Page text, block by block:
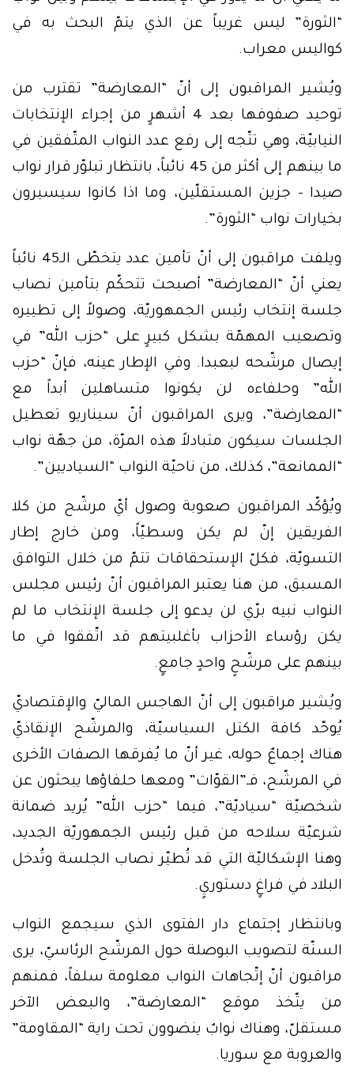
“الثورة” ليس غريباً عن الذي يتمّ البحث به في
كواليس معراب.
ويُشير المراقبون إلى أنّ “المعارضة” تقترب من
توحيد صفوفها بعد 4 أشهرٍ من إجراء الإنتخابات
النيابيّة، وهي تتّجه إلى رفع عدد النواب المتّفقين في
ما بينهم إلى أكثر من 45 نائباً، بانتظار تبلوّر قرار نواب
صيدا – جزين المستقلّين، وما اذا كانوا سيسيرون
بخيارات نواب “الثورة”.
ويلفت مراقبون إلى أنّ تأمين عدد يتخطّى الـ45 نائباً
يعني أنّ “المعارضة” أصبحت تتحكّم بتأمين نصاب
جلسة إنتخاب رئيس الجمهوريّة، وصولاً إلى تطييره
وتصعيب المهمّة بشكل كبيرٍ على “حزب الله” في
إيصال مرشّحه لبعبدا. وفي الإطار عينه، فإنّ “حزب
الله” وحلفاءه لن يكونوا متساهلين أبداً مع
“المعارضة”، ويرى المراقبون أنّ سيناريو تعطيل
الجلسات سيكون متبادلاً هذه المرّة، من جهّة نواب
“الممانعة”، كذلك، من ناحيّة النواب “السياديين”.
ويُؤكّد المراقبون صعوبة وصول أيّ مرشّح من كلا
الفريقين إنّ لم يكن وسطيّاً، ومن خارج إطار
التسويّة، فكلّ الإستحقاقات تتمّ من خلال التوافق
المسبق، من هنا يعتبر المراقبون أنّ رئيس مجلس
النواب نبيه برّي لن يدعو إلى جلسة الإنتخاب ما لم
يكن رؤساء الأحزاب بأغلبيتهم قد اتّفقوا في ما
بينهم على مرشّحٍ واحدٍ جامعٍ.
ويُشير مراقبون إلى أنّ الهاجس الماليّ والإقتصاديّ
يُوحّد كافة الكتل السياسيّة، والمرشّح الإنقاذيّ
هناك إجماعٌ حوله، غير أنّ ما يُفرقها الصفات الأخرى
في المرشّح، فـ”القوّات” ومعها حلفاؤها يبحثون عن
شخصيّة “سياديّة”، فيما “حزب الله” يُريد ضمانة
شرعيّة سلاحه من قبل رئيس الجمهوريّة الجديد،
وهنا الإشكاليّة التي قد تُطيّر نصاب الجلسة وتُدخل
البلاد في فراغٍ دستوريٍ.
وبانتظار إجتماع دار الفتوى الذي سيجمع النواب
السنّة لتصويب البوصلة حول المرشّح الرئاسيّ، يرى
مراقبون أنّ إتّجاهات النواب معلومة سلفاً، فمنهم
من يتّخذ موقع “المعارضة”، والبعض الآخر
مستقلّ، وهناك نوابٌ ينضوون تحت راية “المقاومة”
والعروبة مع سوريا.